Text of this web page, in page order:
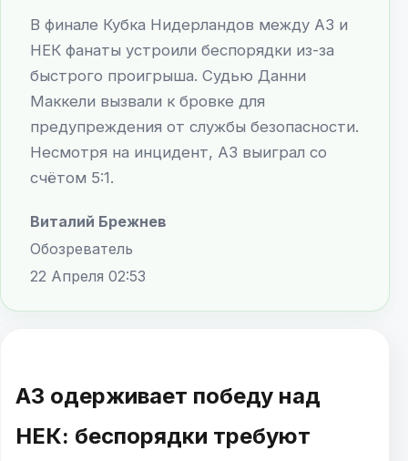
В финале Кубка Нидерландов между АЗ и
НЕК фанаты устроили беспорядки из-за
быстрого проигрыша. Судью Данни
Маккели вызвали к бровке для
предупреждения от службы безопасности.
Несмотря на инцидент, АЗ выиграл со
счётом 5:1.
Виталий Брежнев
Обозреватель
22 Апреля 02:53
АЗ одерживает победу над
НЕК: беспорядки требуют